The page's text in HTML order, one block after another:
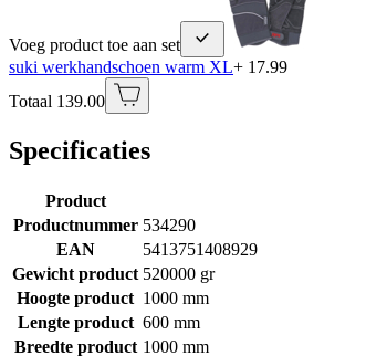
Voeg product toe aan set
suki werkhandschoen warm XL+ 17.99
Totaal 139.00
Specificaties
Product
Productnummer 534290
EAN
5413751408929
Gewicht product 520000 gr
Hoogte product 1000 mm
Lengte product 600 mm
Breedte product 1000 mm